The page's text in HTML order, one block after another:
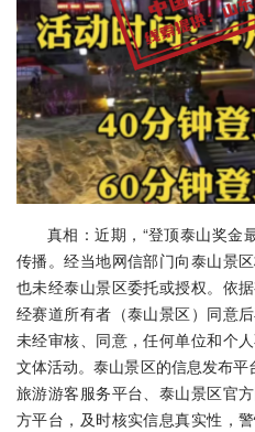
真相：近期，“登顶泰山奖金
传播。经当地网信部门向泰山景
也未经泰山景区委托或授权。依
经赛道所有者（泰山景区）同意
未经审核、同意，任何单位和个
文体活动。泰山景区的信息发布平
旅游游客服务平台、泰山景区官
方平台，及时核实信息真实性，